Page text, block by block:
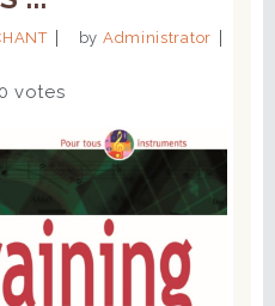
by Administrator
votes